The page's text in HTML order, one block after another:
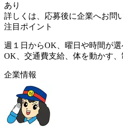
あり
詳しくは、応募後に企業へお問
注目ポイント
週１日からOK、曜日や時間が
OK、交通費支給、体を動かす
企業情報